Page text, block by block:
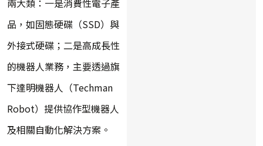
兩大類：一是消費性電子產
品，如固態硬碟（SSD）與
外接式硬碟；二是高成長性
的機器人業務，主要透過旗
下達明機器人（Techman
Robot）提供協作型機器人
及相關自動化解決方案。